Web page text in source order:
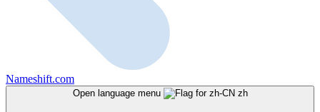
Nameshift.com
Open language menu zh